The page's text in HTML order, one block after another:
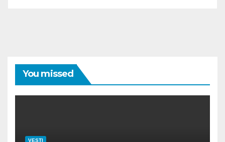
You missed
VESTI